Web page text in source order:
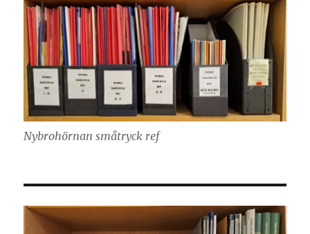
Nybrohörnan småtryck ref